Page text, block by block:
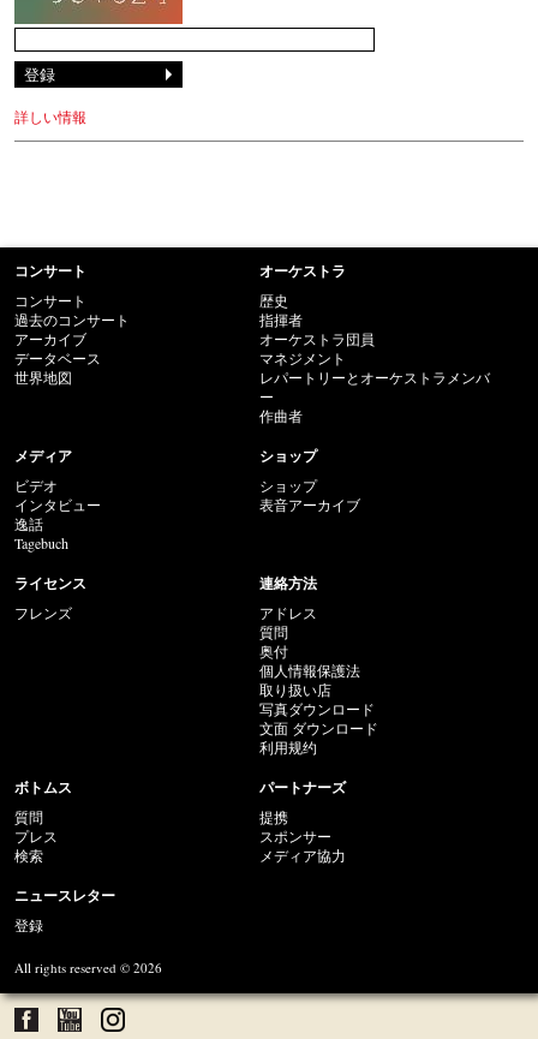
詳しい情報
コンサート
コンサート
過去のコンサート
アーカイブ
データベース
世界地図
オーケストラ
歴史
指揮者
オーケストラ団員
マネジメント
レパートリーとオーケストラメンバ
ー
作曲者
メディア
ビデオ
インタビュー
逸話
Tagebuch
ショップ
ショップ
表音アーカイブ
ライセンス
フレンズ
連絡方法
アドレス
質問
奥付
個人情報保護法
取り扱い店
写真ダウンロード
文面 ダウンロード
利用规约
ボトムス
質問
プレス
検索
パートナーズ
提携
スポンサー
メディア協力
ニュースレター
登録
All rights reserved © 2026